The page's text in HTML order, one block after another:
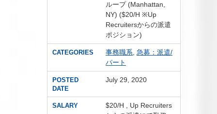
ループ (Manhattan,
NY) ($20/H ※Up
Recruitersからの派遣
ポジション)
CATEGORIES 事務職系 ,急募：派遣/
パート
POSTED
DATE
July 29, 2020
SALARY
$20/H , Up Recruiters